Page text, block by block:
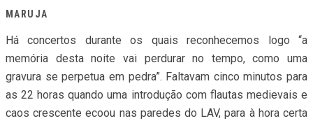
MARUJA
Há concertos durante os quais reconhecemos logo “a
memória desta noite vai perdurar no tempo, como uma
gravura se perpetua em pedra”. Faltavam cinco minutos para
as 22 horas quando uma introdução com flautas medievais e
caos crescente ecoou nas paredes do LAV, para à hora certa